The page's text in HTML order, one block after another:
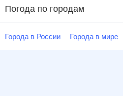
Погода по городам
Города в России Города в мире